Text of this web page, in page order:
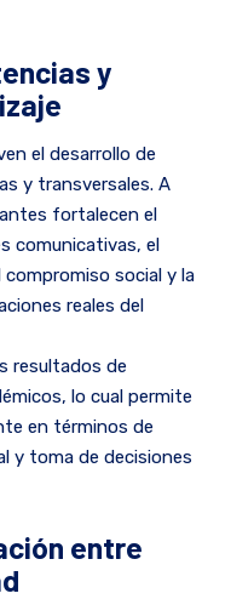
y
el desarrollo de
y transversales. A
fortalecen el
comunicativas, el
social y la
reales del
resultados de
lo cual permite
en términos de
y toma de decisiones
entre